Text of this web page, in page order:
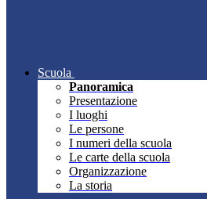
Scuola
Panoramica
Presentazione
I luoghi
Le persone
I numeri della scuola
Le carte della scuola
Organizzazione
La storia